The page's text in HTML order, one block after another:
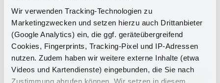
Wir verwenden Tracking-Technologien zu
Marketingzwecken und setzen hierzu auch Drittanbieter
(Google Analytics) ein, die ggf. geräteübergreifend
Cookies, Fingerprints, Tracking-Pixel und IP-Adressen
nutzen. Zudem haben wir weitere externe Inhalte (etwa
Videos und Kartendienste) eingebunden, die Sie nach
Zustimmung abrufen können. Wir setzen in diesem
sont la solution parfaite pour vos besoins. Rangez vos
ustensiles, produits cosmétiques, serviettes et autres dans
nos boîtes élégantes et pratiques en bois véritable.
Des matériaux de qualité : nous n'utilisons que du bois
durable. Nous garantissons ainsi la meilleure qualité et la